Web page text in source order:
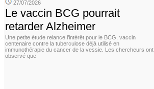
27/07/2026
Le vaccin BCG pourrait
retarder Alzheimer
Une petite étude relance l’intérêt pour le BCG, vaccin
centenaire contre la tuberculose déjà utilisé en
immunothérapie du cancer de la vessie. Les chercheurs ont
observé que